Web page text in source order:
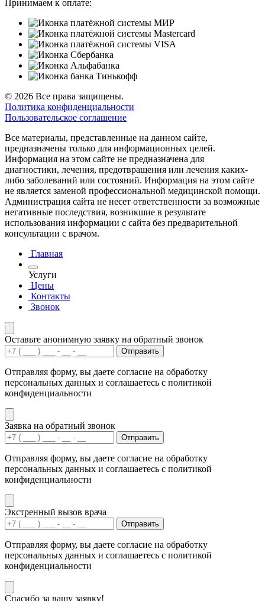
Принимаем к оплате:
© 2026 Все права защищены.
Политика конфиденциальности
Пользовательское соглашение
Все материалы, представленные на данном сайте,
предназначены только для информационных целей.
Информация на этом сайте не предназначена для
диагностики, лечения, предотвращения или лечения каких-
либо заболеваний или состояний. Информация на этом сайте
не является заменой профессиональной медицинской помощи.
Администрация сайта не несет ответственности за возможные
негативные последствия, возникшие в результате
использования информации с сайта без предварительной
консультации с врачом.
Главная
Услуги
Цены
Контакты
Звонок
Оставьте анонимную заявку на обратный звонок
Отправить
Отправляя форму, вы даете согласие на обработку
персональных данных и соглашаетесь с политикой
конфиденциальности
Заявка на обратный звонок
Отправить
Отправляя форму, вы даете согласие на обработку
персональных данных и соглашаетесь с политикой
конфиденциальности
Экстренный вызов врача
Отправить
Отправляя форму, вы даете согласие на обработку
персональных данных и соглашаетесь с политикой
конфиденциальности
Спасибо за вашу заявку!